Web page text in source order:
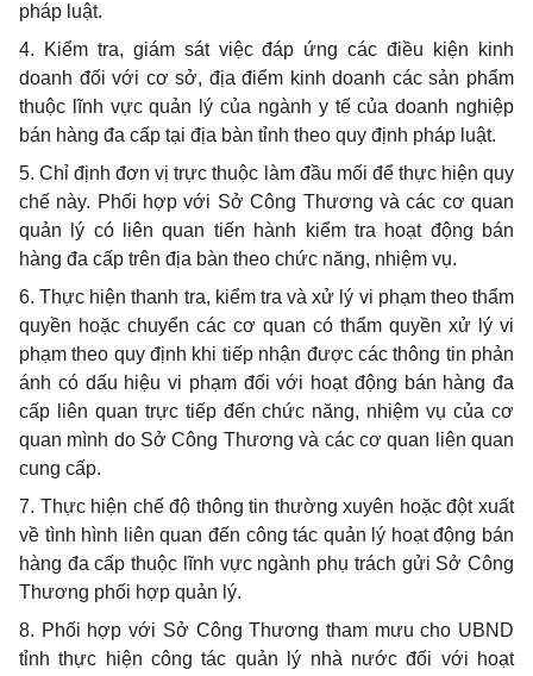
pháp luật.
4. Kiểm tra, giám sát việc đáp ứng các điều kiện kinh
doanh đối với cơ sở, địa điểm kinh doanh các sản phẩm
thuộc lĩnh vực quản lý của ngành y tế của doanh nghiệp
bán hàng đa cấp tại địa bàn tỉnh theo quy định pháp luật.
5. Chỉ định đơn vị trực thuộc làm đầu mối để thực hiện quy
chế này. Phối hợp với Sở Công Thương và các cơ quan
quản lý có liên quan tiến hành
kiểm tra hoạt động bán
hàng đa cấp trên địa bàn theo chức năng, nhiệm vụ.
6. Thực hiện thanh tra, kiểm tra và xử lý vi phạm theo thẩm
quyền hoặc chuyển các cơ quan có thẩm quyền xử lý vi
phạm theo quy định khi tiếp nhận được các thông tin phản
ánh có dấu hiệu vi phạm đối với hoạt động bán hàng đa
cấp liên quan trực tiếp đến chức năng, nhiệm vụ của cơ
quan mình do Sở Công Thương và các cơ quan liên quan
cung cấp.
7. Thực hiện chế độ thông tin thường xuyên hoặc đột xuất
về tình hình liên quan đến công tác quản lý hoạt động bán
hàng đa cấp thuộc lĩnh vực ngành phụ trách gửi Sở Công
Thương phối hợp quản lý.
8. Phối hợp với Sở Công Thương tham mưu cho UBND
tỉnh thực hiện công tác quản lý nhà nước đối với hoạt